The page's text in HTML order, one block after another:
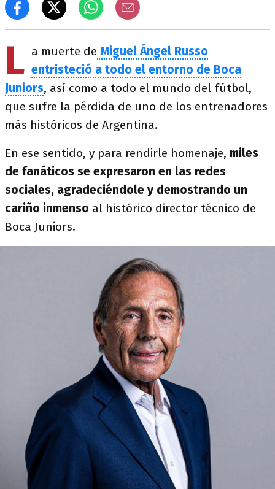
L a muerte de Miguel Ángel Russo
entristeció a todo el entorno de Boca
Juniors, así como a todo el mundo del fútbol,
que sufre la pérdida de uno de los entrenadores
más históricos de Argentina.
En ese sentido, y para rendirle homenaje, miles
de fanáticos se expresaron en las redes
sociales, agradeciéndole y demostrando un
cariño inmenso al histórico director técnico de
Boca Juniors.